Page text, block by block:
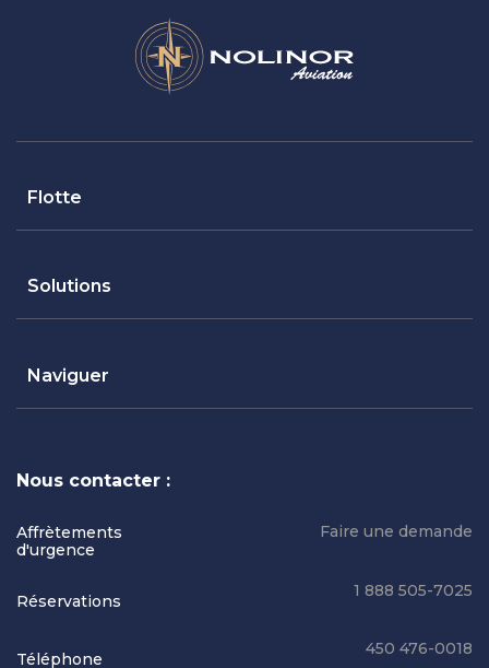
Flotte
Solutions
Naviguer
Nous contacter :
Affrètements
d'urgence
Faire une demande
Réservations
1 888 505-7025
Téléphone
450 476-0018